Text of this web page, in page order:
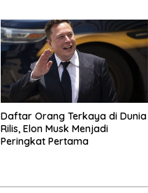
Daftar Orang Terkaya di Dunia
Rilis, Elon Musk Menjadi
Peringkat Pertama